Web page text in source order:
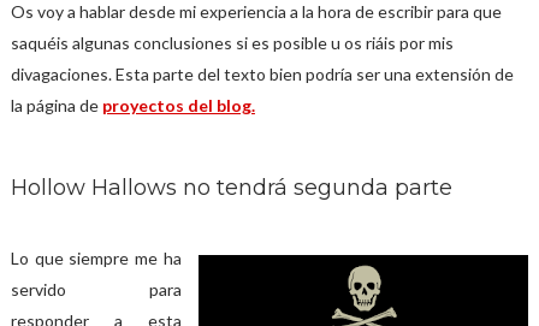
Os voy a hablar desde mi experiencia a la hora de escribir para que
saquéis algunas conclusiones si es posible u os riáis por mis
divagaciones. Esta parte del texto bien podría ser una extensión de
la página de proyectos del blog.
Hollow Hallows no tendrá segunda parte
Lo que siempre me ha
servido para
responder a esta